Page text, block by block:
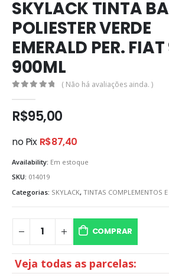
SKYLACK TINTA
POLIESTER VERDE
EMERALD PER.
900ML
( Não há avaliações ainda. )
R$95,00
no Pix R$87,40
Availability: Em estoque
SKU: 014019
Categorias: SKYLACK, TINTAS COMPLEMENTOS E
COMPRAR
Veja todas as parcelas: